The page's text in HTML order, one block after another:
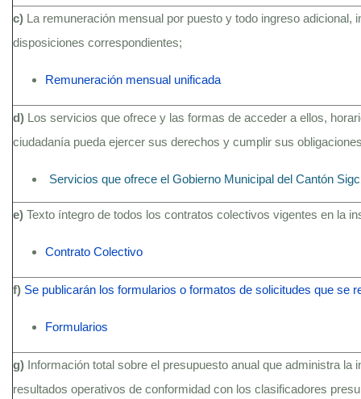
c) La remuneración mensual por puesto y todo ingreso
disposiciones correspondientes;
Remuneración mensual unificada
d) Los servicios que ofrece y las formas de acceder a ellos,
ciudadanía pueda ejercer sus derechos y cumplir sus
Servicios que ofrece el Gobierno Municipal del Cantón
e) Texto íntegro de todos los contratos colectivos vigentes en la
Contrato Colectivo
f) Se publicarán los formularios o formatos de solicitudes que se
Formularios
g) Información total sobre el presupuesto anual que administra
resultados operativos de conformidad con los clasificadores